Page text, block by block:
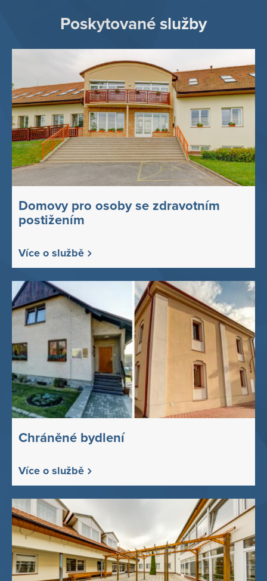
Poskytované služby
Domovy pro osoby se zdravotním
postižením
Více o službě
Chráněné bydlení
Více o službě